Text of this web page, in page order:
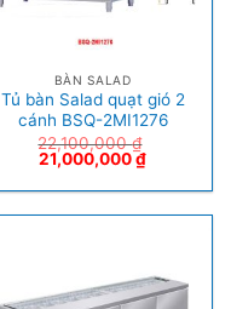
BÀN SALAD
Tủ bàn Salad quạt gió 2
cánh BSQ-2MI1276
22,100,000₫
21,000,000₫